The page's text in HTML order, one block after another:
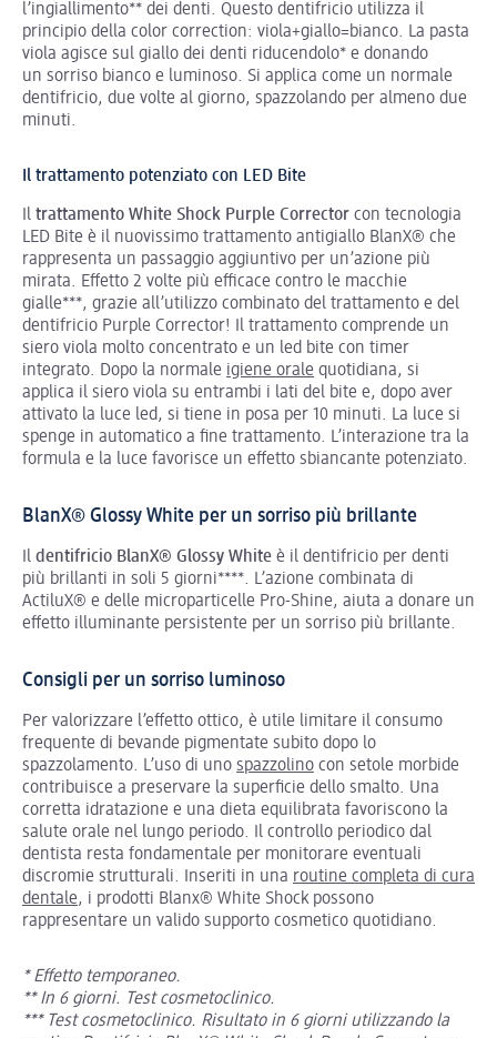
l’ingiallimento** dei denti. Questo dentifricio utilizza il
principio della color correction: viola+giallo=bianco. La pasta
viola agisce sul giallo dei denti riducendolo* e donando
un sorriso bianco e luminoso. Si applica come un normale
dentifricio, due volte al giorno, spazzolando per almeno due
minuti.
Il trattamento potenziato con LED Bite
Il trattamento White Shock Purple Corrector con tecnologia
LED Bite è il nuovissimo trattamento antigiallo BlanX® che
rappresenta un passaggio aggiuntivo per un’azione più
mirata. Effetto 2 volte più efficace contro le macchie
gialle***, grazie all’utilizzo combinato del trattamento e del
dentifricio Purple Corrector! Il trattamento comprende un
siero viola molto concentrato e un led bite con timer
integrato. Dopo la normale igiene orale quotidiana, si
applica il siero viola su entrambi i lati del bite e, dopo aver
attivato la luce led, si tiene in posa per 10 minuti. La luce si
spenge in automatico a fine trattamento. L’interazione tra la
formula e la luce favorisce un effetto sbiancante potenziato.
BlanX® Glossy White per un sorriso più brillante
Il dentifricio BlanX® Glossy White è il dentifricio per denti
più brillanti in soli 5 giorni****. L’azione combinata di
ActiluX® e delle microparticelle Pro-Shine, aiuta a donare un
effetto illuminante persistente per un sorriso più brillante.
Consigli per un sorriso luminoso
Per valorizzare l’effetto ottico, è utile limitare il consumo
frequente di bevande pigmentate subito dopo lo
spazzolamento. L’uso di uno spazzolino con setole morbide
contribuisce a preservare la superficie dello smalto. Una
corretta idratazione e una dieta equilibrata favoriscono la
salute orale nel lungo periodo. Il controllo periodico dal
dentista resta fondamentale per monitorare eventuali
discromie strutturali. Inseriti in una routine completa di cura
dentale, i prodotti Blanx® White Shock possono
rappresentare un valido supporto cosmetico quotidiano.
* Effetto temporaneo.
** In 6 giorni. Test cosmetoclinico.
*** Test cosmetoclinico. Risultato in 6 giorni utilizzando la